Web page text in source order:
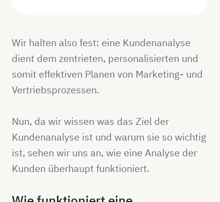
Wir halten also fest: eine Kundenanalyse
dient dem zentrieten, personalisierten und
somit effektiven Planen von Marketing- und
Vertriebsprozessen.
Nun, da wir wissen was das Ziel der
Kundenanalyse ist und warum sie so wichtig
ist, sehen wir uns an, wie eine Analyse der
Kunden überhaupt funktioniert.